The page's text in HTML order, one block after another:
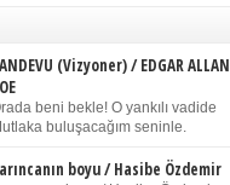
(Vizyoner) / EDGAR ALLAN
beni bekle! O yankılı vadide
buluşacağım seninle.
üstüne yazdığı ağıt.) Talihsiz ve
boyu / Hasibe Özdemir